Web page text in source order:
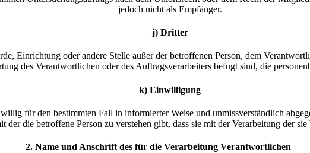
jedoch nicht als Empfänger.
j) Dritter
Einrichtung oder andere Stelle außer der betroffenen Person, dem
des Verantwortlichen oder des Auftragsverarbeiters befugt sind, die
k) Einwilligung
für den bestimmten Fall in informierter Weise und unmissverständlich
der die betroffene Person zu verstehen gibt, dass sie mit der Verarbeitung der
2. Name und Anschrift des für die Verarbeitung Verantwortlichen